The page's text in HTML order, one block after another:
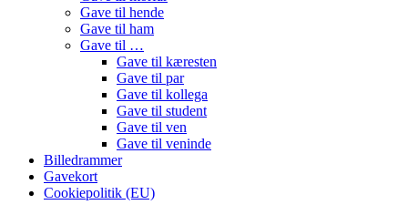
Gave til hende
Gave til ham
Gave til …
Gave til kæresten
Gave til par
Gave til kollega
Gave til student
Gave til ven
Gave til veninde
Billedrammer
Gavekort
Cookiepolitik (EU)